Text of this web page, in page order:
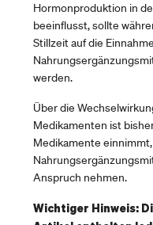
Hormonproduktion in
beeinflusst, sollte
Stillzeit auf die
werden.
Über die
Medikamenten ist
Medikamente
Anspruch nehmen.
Wichtiger Hinweis: